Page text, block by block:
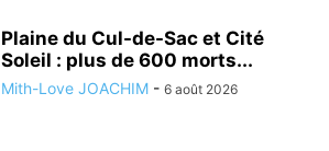
Plaine du Cul-de-Sac et Cité
Soleil : plus de 600 morts...
Mith-Love JOACHIM - 6 août 2026